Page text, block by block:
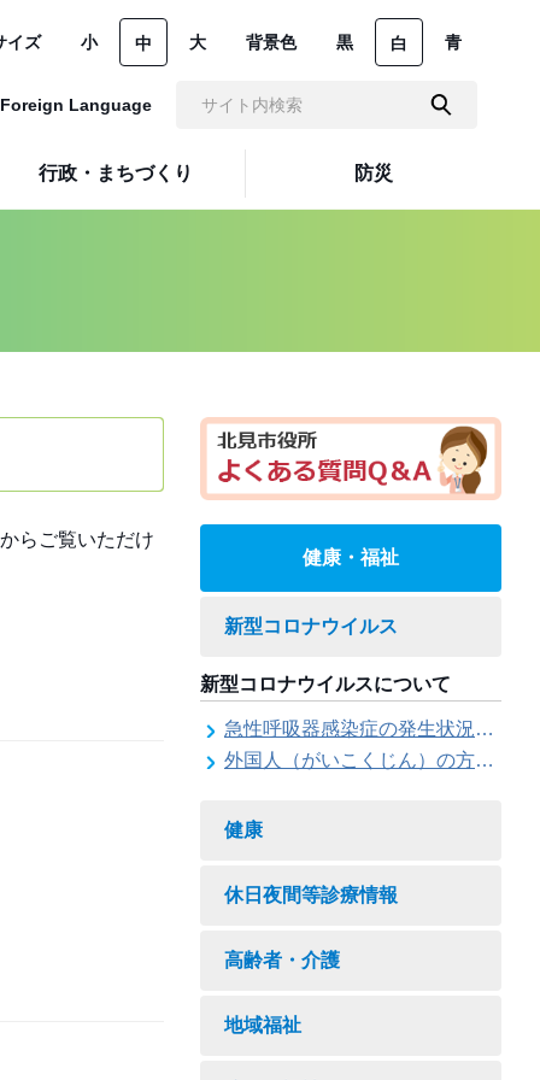
行政・まちづくり 防災
イズ 小 中 大 背景色 黒 白 青
Foreign Language
らご覧いただけ
健康・福祉
新型コロナウイルス
新型コロナウイルスについて
急性呼吸器感染症の発生状況について
外国人（がいこくじん）の方（かた）への情報（じょうほう）
健康
休日夜間等診療情報
高齢者・介護
地域福祉